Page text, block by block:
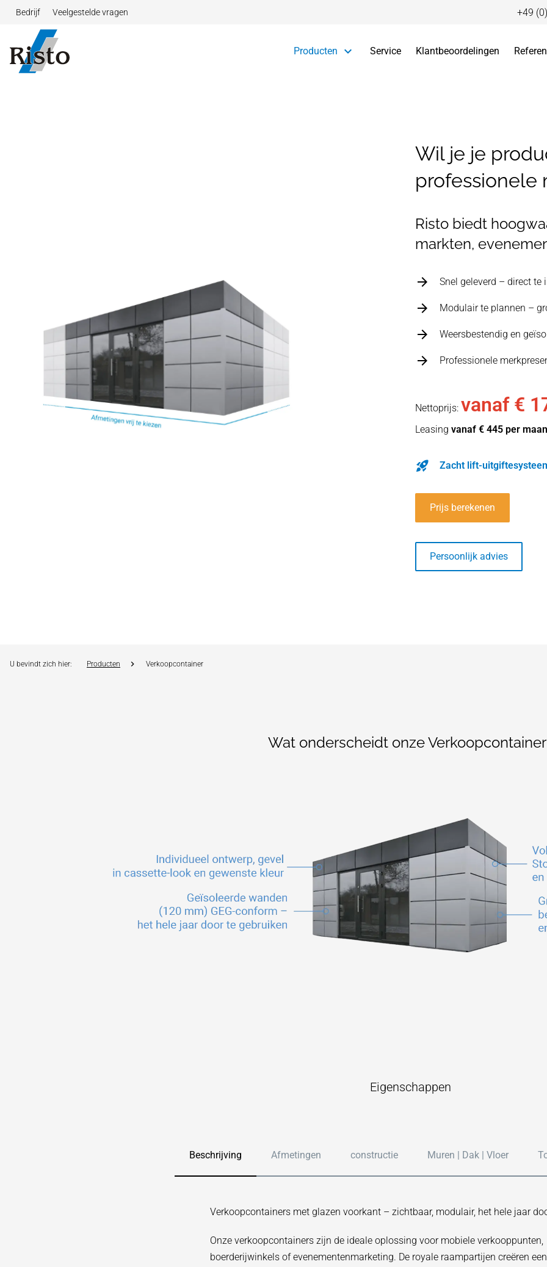
Navigatie overslaan
Bedrijf Veelgestelde vragen +49
Producten
Service Klantbeoordelingen
Wil je je
professionele
Risto biedt
markten,
Snel geleverd – direct
Modulair te plannen –
Weersbestendig en
Professionele
Nettoprijs: vanaf €
Leasing vanaf € 445 per
Zacht lift-
Prijs berekenen
Persoonlijk advies
U bevindt zich hier: Producten Verkoopcontainer
Wat onderscheidt onze
Eigenschappen
Beschrijving Afmetingen constructie Muren | Dak | Vloer
Verkoopcontainers met glazen voorkant – zichtbaar, modulair, het hele jaar
Onze verkoopcontainers zijn de ideale oplossing voor mobiele verkooppunten,
boerderijwinkels of evenementenmarketing. De royale raampartijen creëren